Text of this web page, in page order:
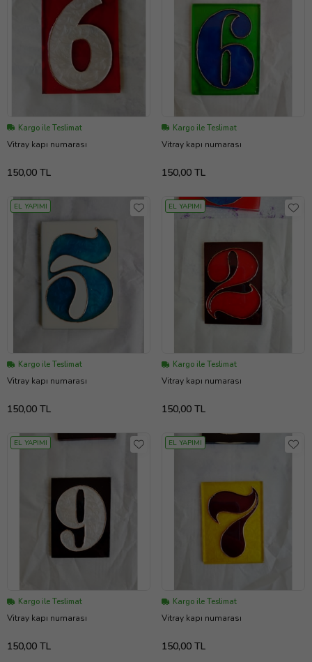
Kargo ile Teslimat
Vitray kapı numarası
150,00 TL
Kargo ile Teslimat
Vitray kapı numarası
150,00 TL
EL YAPIMI
Kargo ile Teslimat
Vitray kapı numarası
150,00 TL
EL YAPIMI
Kargo ile Teslimat
Vitray kapı numarası
150,00 TL
EL YAPIMI
Kargo ile Teslimat
Vitray kapı numarası
150,00 TL
EL YAPIMI
Kargo ile Teslimat
Vitray kapı numarası
150,00 TL